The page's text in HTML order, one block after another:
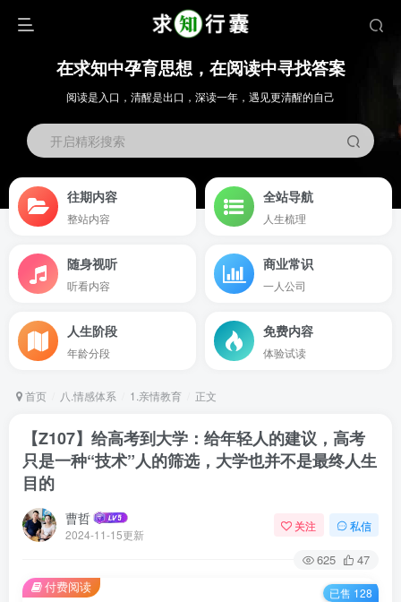
在求知中孕育思想，在阅读中寻找答案
阅读是入口，清醒是出口，深读一年，遇见更清醒的自己
开启精彩搜索
往期内容
整站内容
全站导航
人生梳理
随身视听
听看内容
商业常识
一人公司
人生阶段
年龄分段
免费内容
体验试读
首页 八.情感体系 1.亲情教育 正文
【Z107】给高考到大学：给年轻人的建议，高考
只是一种“技术”人的筛选，大学也并不是最终人生
目的
曹哲
2024-11-15更新
关注 私信
625 47
付费阅读 已售 128